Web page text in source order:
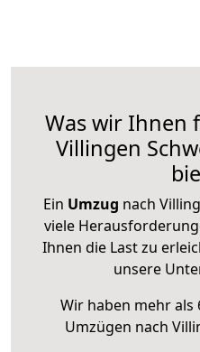
Was wir Ihnen
Villingen
Ein Umzug nach
viele
Ihnen die Last zu
unsere
Wir haben mehr als
Umzügen nach